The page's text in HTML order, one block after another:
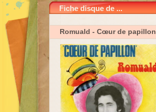
Fiche disque de ...
Romuald - Cœur de papillon